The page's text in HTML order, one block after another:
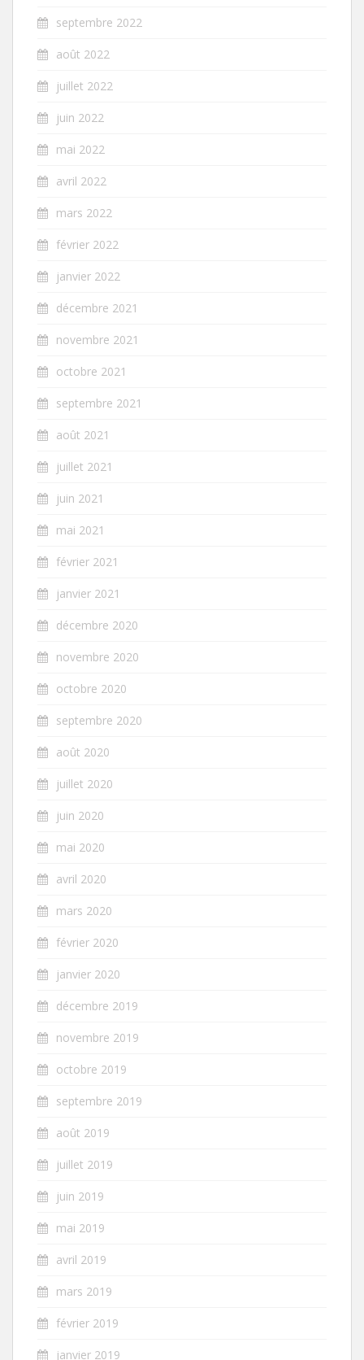
septembre 2022
août 2022
juillet 2022
juin 2022
mai 2022
avril 2022
mars 2022
février 2022
janvier 2022
décembre 2021
novembre 2021
octobre 2021
septembre 2021
août 2021
juillet 2021
juin 2021
mai 2021
février 2021
janvier 2021
décembre 2020
novembre 2020
octobre 2020
septembre 2020
août 2020
juillet 2020
juin 2020
mai 2020
avril 2020
mars 2020
février 2020
janvier 2020
décembre 2019
novembre 2019
octobre 2019
septembre 2019
août 2019
juillet 2019
juin 2019
mai 2019
avril 2019
mars 2019
février 2019
janvier 2019